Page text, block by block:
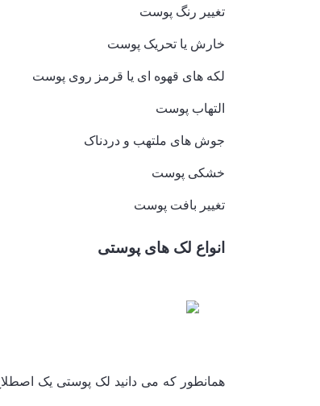
تغییر رنگ پوست
خارش یا تحریک پوست
لکه های قهوه ای یا قرمز روی پوست
التهاب پوست
جوش های ملتهب و دردناک
خشکی پوست
تغییر بافت پوست
انواع لک های پوستی
همانطور که می دانید لک پوستی یک